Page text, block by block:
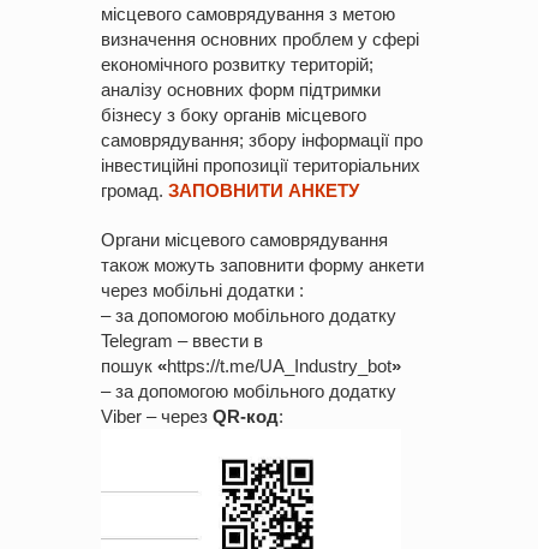
місцевого самоврядування з метою
визначення основних проблем у сфері
економічного розвитку територій;
аналізу основних форм підтримки
бізнесу з боку органів місцевого
самоврядування; збору інформації про
інвестиційні пропозиції територіальних
громад. ЗАПОВНИТИ АНКЕТУ
Органи місцевого самоврядування
також можуть заповнити форму анкети
через мобільні додатки :
– за допомогою мобільного додатку
Telegram – ввести в
пошук «https://t.me/UA_Industry_bot»
– за допомогою мобільного додатку
Viber – через QR-код: